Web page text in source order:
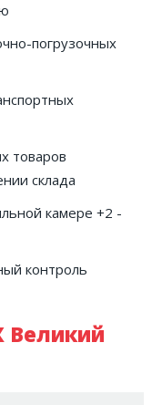
погрузочных
товаров
склада
камере +2 -
контроль
Великий